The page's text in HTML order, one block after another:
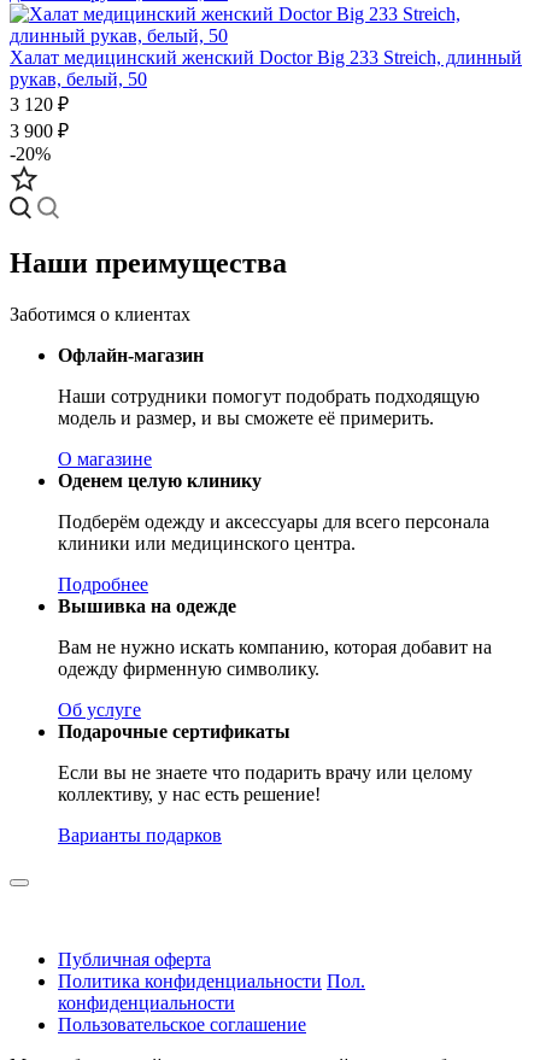
Халат медицинский женский Doctor Big 233 Streich, длинный
рукав, белый, 50
3 120 ₽
3 900 ₽
-20%
Наши преимущества
Заботимся о клиентах
Офлайн-магазин
Наши сотрудники помогут подобрать подходящую
модель и размер, и вы сможете её примерить.
О магазине
Оденем целую клинику
Подберём одежду и аксессуары для всего персонала
клиники или медицинского центра.
Подробнее
Вышивка на одежде
Вам не нужно искать компанию, которая добавит на
одежду фирменную символику.
Об услуге
Подарочные сертификаты
Если вы не знаете что подарить врачу или целому
коллективу, у нас есть решение!
Варианты подарков
Публичная оферта
Политика конфиденциальности Пол.
конфиденциальности
Пользовательское соглашение